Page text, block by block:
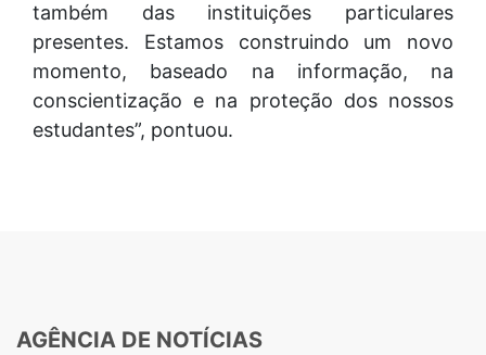
também das instituições particulares
presentes. Estamos construindo um novo
momento, baseado na informação, na
conscientização e na proteção dos nossos
estudantes”, pontuou.
AGÊNCIA DE NOTÍCIAS